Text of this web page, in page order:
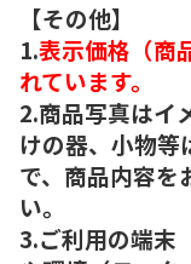
【その他】
1.表示価格（商
れています。
2.商品写真はイ
けの器、小物等
で、商品内容を
い。
3.ご利用の端末